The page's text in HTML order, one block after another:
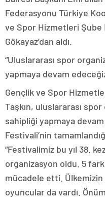
Federasyonu Türkiye
ve Spor Hizmetleri Şube
Gökayaz’dan aldı.
“Uluslararası spor
yapmaya devam
Gençlik ve Spor
Taşkın, uluslararası
sahipliği yapmaya
Festivali’nin
“Festivalimiz bu yıl 38.
organizasyon oldu. 5
mücadele etti.
oyuncular da vardı.